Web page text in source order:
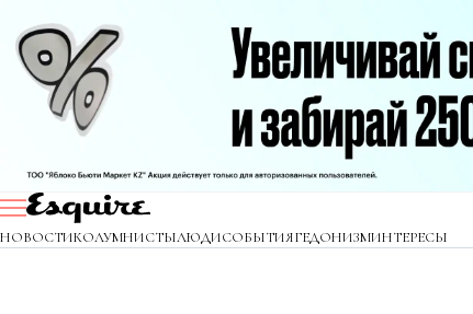
НОВОСТИКОЛУМНИСТЫЛЮДИСОБЫТИЯГЕДОНИЗМИНТЕРЕСЫ